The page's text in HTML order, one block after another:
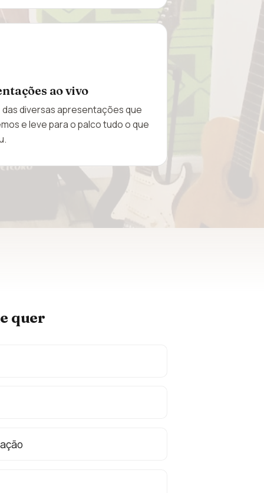
ao vivo
diversas apresentações que
e leve para o palco tudo o que
quer